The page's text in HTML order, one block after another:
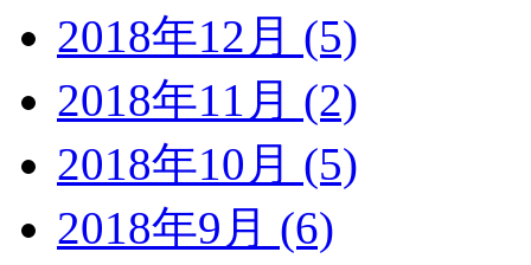
2018年12月 (5)
2018年11月 (2)
2018年10月 (5)
2018年9月 (6)